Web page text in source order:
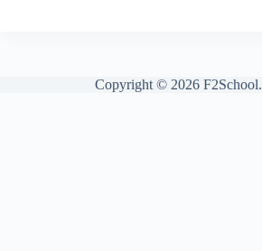
Copyright © 2026 F2School.